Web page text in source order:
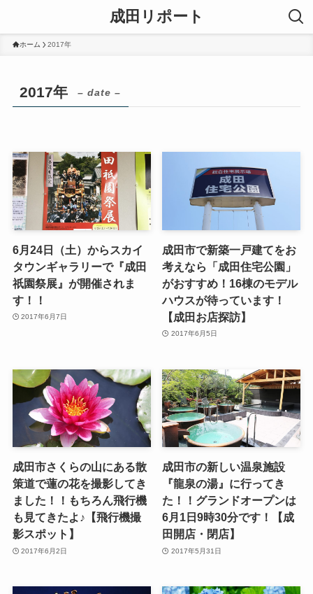
成田リポート
ホーム 2017年
2017年 – date –
6月24日（土）からスカイ
タウンギャラリーで『成田
祇園祭展』が開催されま
す！！
2017年6月7日
成田市で新築一戸建てをお
考えなら「成田住宅公園」
がおすすめ！16棟のモデル
ハウスが待っています！
【成田お店探訪】
2017年6月5日
成田市さくらの山にある散
策道で蓮の花を撮影してき
ました！！もちろん飛行機
も見てきたよ♪【飛行機撮
影スポット】
2017年6月2日
成田市の新しい温泉施設
『龍泉の湯』に行ってき
た！！グランドオープンは
6月1日9時30分です！【成
田開店・閉店】
2017年5月31日